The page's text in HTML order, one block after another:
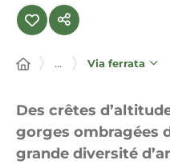
... Via ferrata
Des crêtes
gorges ombragées
grande diversité